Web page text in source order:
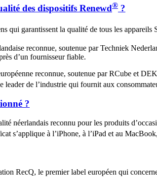
des dispositifs Renewd® ?
qui garantissent la qualité de tous les
reconnue, soutenue par Techniek
d’un fournisseur fiable.
reconnue, soutenue par RCube et
leader de l’industrie qui fournit aux
?
néerlandais reconnu pour les produits
s’applique à l’iPhone, à l’iPad et au
RecQ, le premier label européen qui